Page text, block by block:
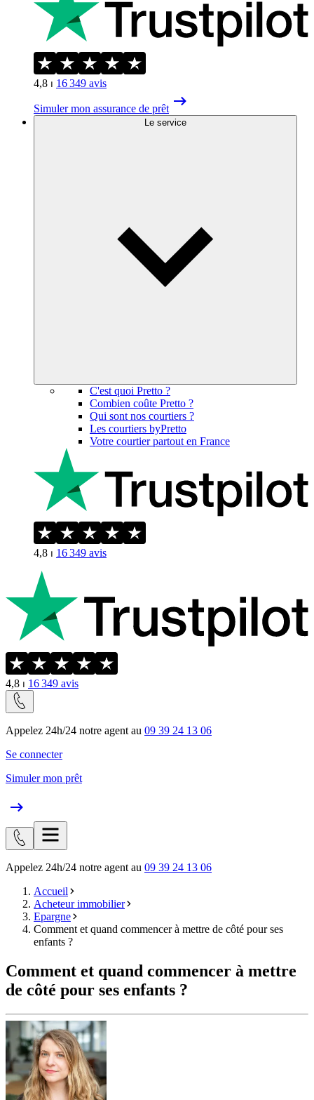
4,8 ⏐ 16 349 avis
Simuler mon assurance de prêt
Le service
C'est quoi Pretto ?
Combien coûte Pretto ?
Qui sont nos courtiers ?
Les courtiers byPretto
Votre courtier partout en France
4,8 ⏐ 16 349 avis
4,8 ⏐ 16 349 avis
Appelez 24h/24 notre agent au 09 39 24 13 06
Se connecter
Simuler mon prêt
Appelez 24h/24 notre agent au 09 39 24 13 06
Accueil
Acheteur immobilier
Epargne
Comment et quand commencer à mettre de côté pour ses
enfants ?
Comment et quand commencer à mettre
de côté pour ses enfants ?